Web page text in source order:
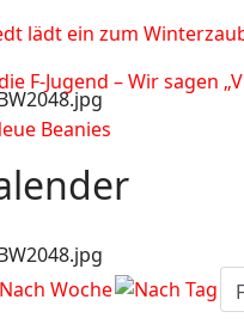
lädt ein zum
F-Jugend – Wir sagen
Beanies